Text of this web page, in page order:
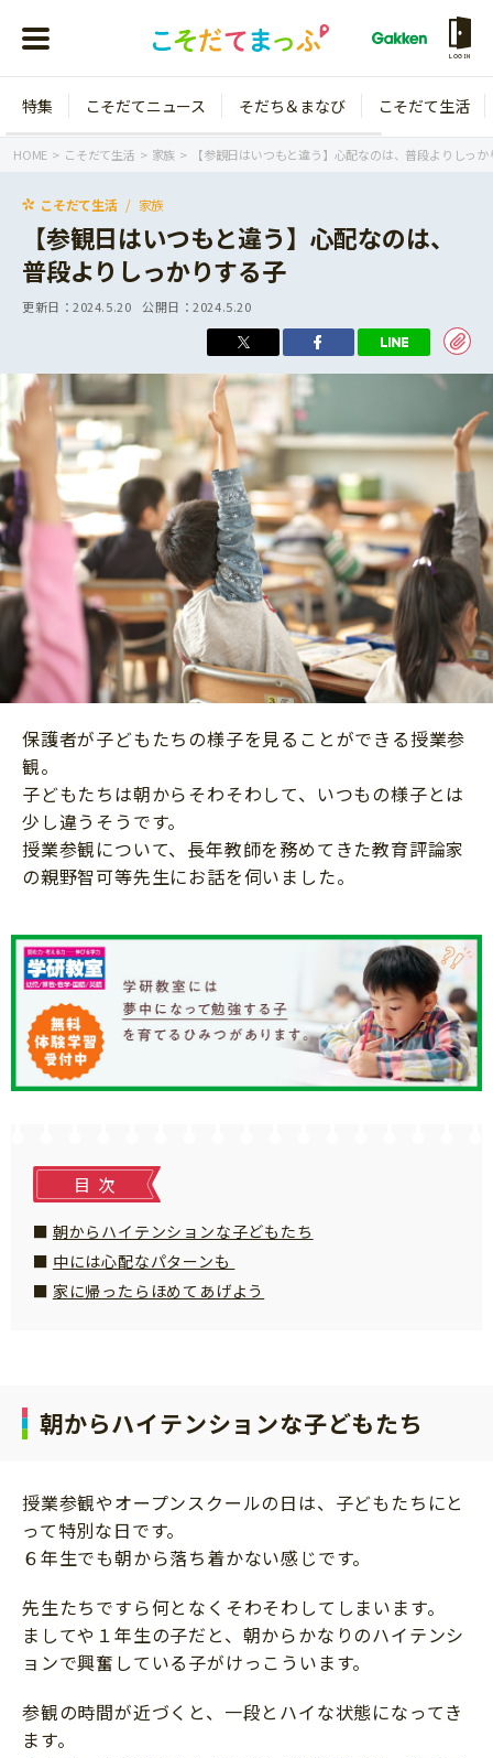
LOGIN
年齢から探す
1歳
年中
年長
小学1年生
小学2年生
小学3年生
小学4年生
小学5年生
小学6年生
こそだてニュース
イベント
ニュース
そだち＆まなび
ワーク・ドリル
幼稚園・保育園
小学校
科学・プログラミング
教育・学習
読書感想文
本・読書
運動・あそび・ゲーム
習い事
知育
こそだて生活
住まい
ファッション・美容
行事・イベント
トラブル
親子でいっしょに
人間関係
おでかけ
家族
マネー
健康
こそだてマンガ
サイトのご利⽤にあたって
個⼈情報について
特集 こそだてニュース そだち＆まなび こそだて生活
HOME こそだて生活 家族 【参観日はいつもと違う】心配なのは、普段よりしっ
こそだて生活 家族
【参観日はいつもと違う】心配なのは、
普段よりしっかりする子
更新日：2024.5.20 公開日：2024.5.20
保護者が子どもたちの様子を見ることができる授業参
観。
子どもたちは朝からそわそわして、いつもの様子とは
少し違うそうです。
授業参観について、長年教師を務めてきた教育評論家
の親野智可等先生にお話を伺いました。
目次
朝からハイテンションな子どもたち
中には心配なパターンも
家に帰ったらほめてあげよう
朝からハイテンションな子どもたち
授業参観やオープンスクールの日は、子どもたちにと
って特別な日です。
６年生でも朝から落ち着かない感じです。
先生たちですら何となくそわそわしてしまいます。
ましてや１年生の子だと、朝からかなりのハイテンシ
ョンで興奮している子がけっこういます。
参観の時間が近づくと、一段とハイな状態になってき
ます。